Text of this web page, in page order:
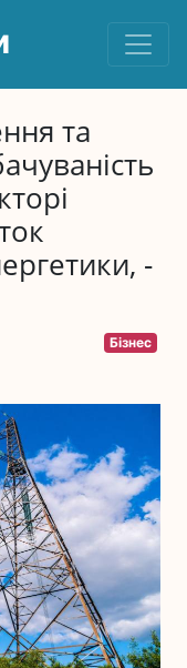
та
-
Бізнес